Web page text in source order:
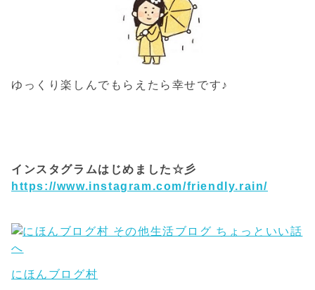
ゆっくり楽しんでもらえたら幸せです♪
インスタグラムはじめました☆彡
https://www.instagram.com/friendly.rain/
にほんブログ村